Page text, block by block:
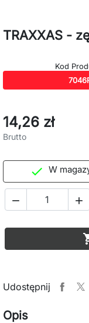
TRAXXAS -
Kod
14,26 zł
Brutto
 W
 
Udostępnij
Opis